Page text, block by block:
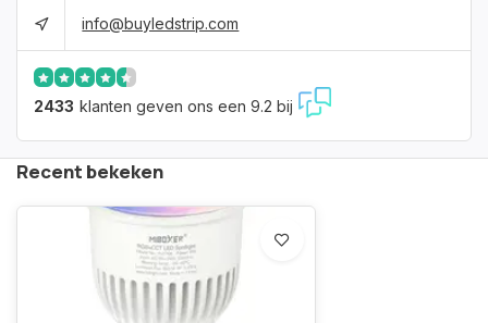
info@buyledstrip.com
2433 klanten geven ons een 9.2 bij
Recent bekeken